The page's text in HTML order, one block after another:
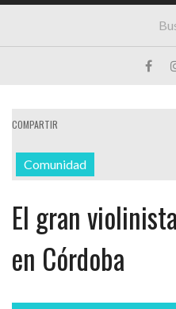
COMPARTIR
Comunidad
El gran
en Córdoba